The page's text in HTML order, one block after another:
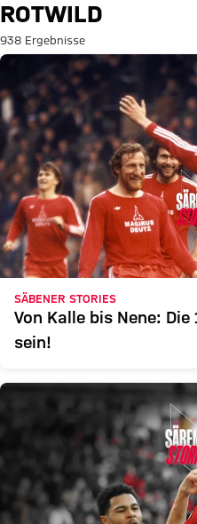
Suche: Rotwild
ROTWILD
938 Ergebnisse
SÄBENER STORIES
Von Kalle bis Nene:
sein!